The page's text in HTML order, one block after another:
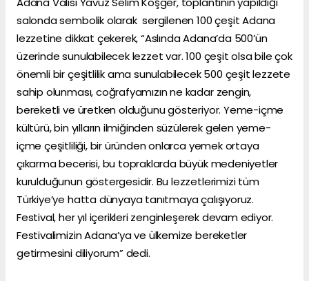
salonda sembolik olarak sergilenen 100 çeşit Adana
lezzetine dikkat çekerek, “Aslında Adana’da 500’ün
üzerinde sunulabilecek lezzet var. 100 çeşit olsa bile çok
önemli bir çeşitlilik ama sunulabilecek 500 çeşit lezzete
sahip olunması, coğrafyamızın ne kadar zengin,
bereketli ve üretken olduğunu gösteriyor. Yeme-içme
kültürü, bin yılların ilmiğinden süzülerek gelen yeme-
içme çeşitliliği, bir üründen onlarca yemek ortaya
çıkarma becerisi, bu topraklarda büyük medeniyetler
kurulduğunun göstergesidir. Bu lezzetlerimizi tüm
Türkiye’ye hatta dünyaya tanıtmaya çalışıyoruz.
Festival, her yıl içerikleri zenginleşerek devam ediyor.
Festivalimizin Adana’ya ve ülkemize bereketler
getirmesini diliyorum” dedi.